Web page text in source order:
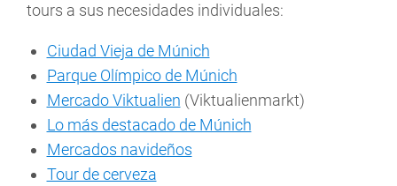
tours a sus necesidades individuales:
Ciudad Vieja de Múnich
Parque Olímpico de Múnich
Mercado Viktualien (Viktualienmarkt)
Lo más destacado de Múnich
Mercados navideños
Tour de cerveza